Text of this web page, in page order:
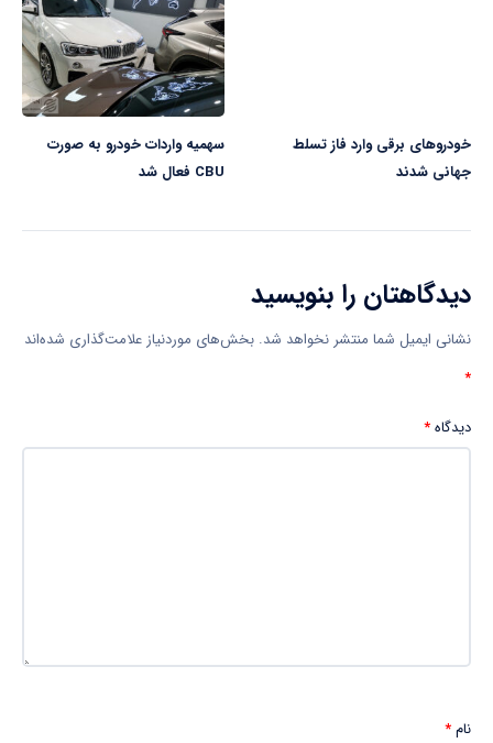
خودروهای برقی وارد فاز تسلط
جهانی شدند
سهمیه واردات خودرو به صورت
CBU فعال شد
دیدگاهتان را بنویسید
نشانی ایمیل شما منتشر نخواهد شد. بخش‌های موردنیاز علامت‌گذاری شده‌اند
*
دیدگاه*
نام*